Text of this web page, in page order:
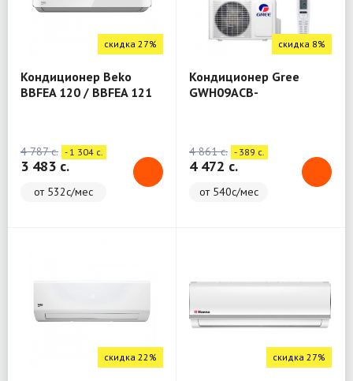
скидка 27%
Кондиционер Beko
BBFEA 120 / BBFEA 121
4 787 c. - 1 304 c.
3 483 c.
от 532с/мес
скидка 8%
Кондиционер Gree
GWH09ACB-
4 861 c. - 389 c.
4 472 c.
от 540с/мес
скидка 22% скидка 27%